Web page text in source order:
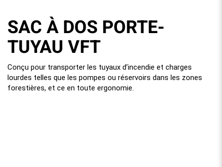
SAC À DOS PORTE-
TUYAU VFT
Conçu pour transporter les tuyaux d’incendie et charges
lourdes telles que les pompes ou réservoirs dans les zones
forestières, et ce en toute ergonomie.